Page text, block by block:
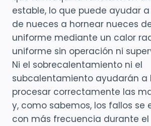
estable, lo que puede ayudar
de nueces a hornear nueces
uniforme mediante un calor
uniforme sin operación ni
Ni el sobrecalentamiento ni el
subcalentamiento ayudarán a
procesar correctamente las
y, como sabemos, los fallos se
con más frecuencia durante el